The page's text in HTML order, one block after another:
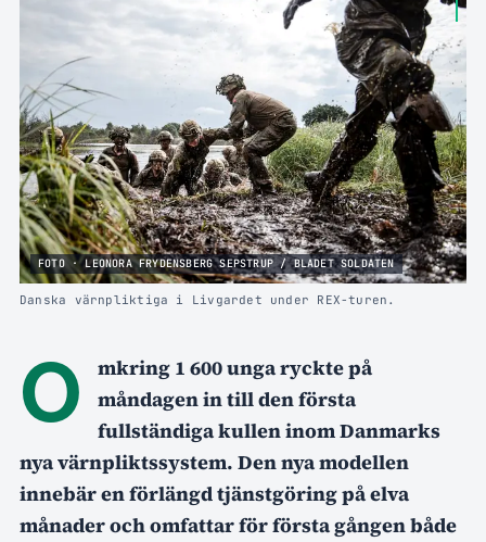
FOTO · LEONORA FRYDENSBERG SEPSTRUP / BLADET SOLDATEN
Danska värnpliktiga i Livgardet under REX-turen.
O
mkring 1 600 unga ryckte på
måndagen in till den första
fullständiga kullen inom Danmarks
nya värnpliktssystem. Den nya modellen
innebär en förlängd tjänstgöring på elva
månader och omfattar för första gången både